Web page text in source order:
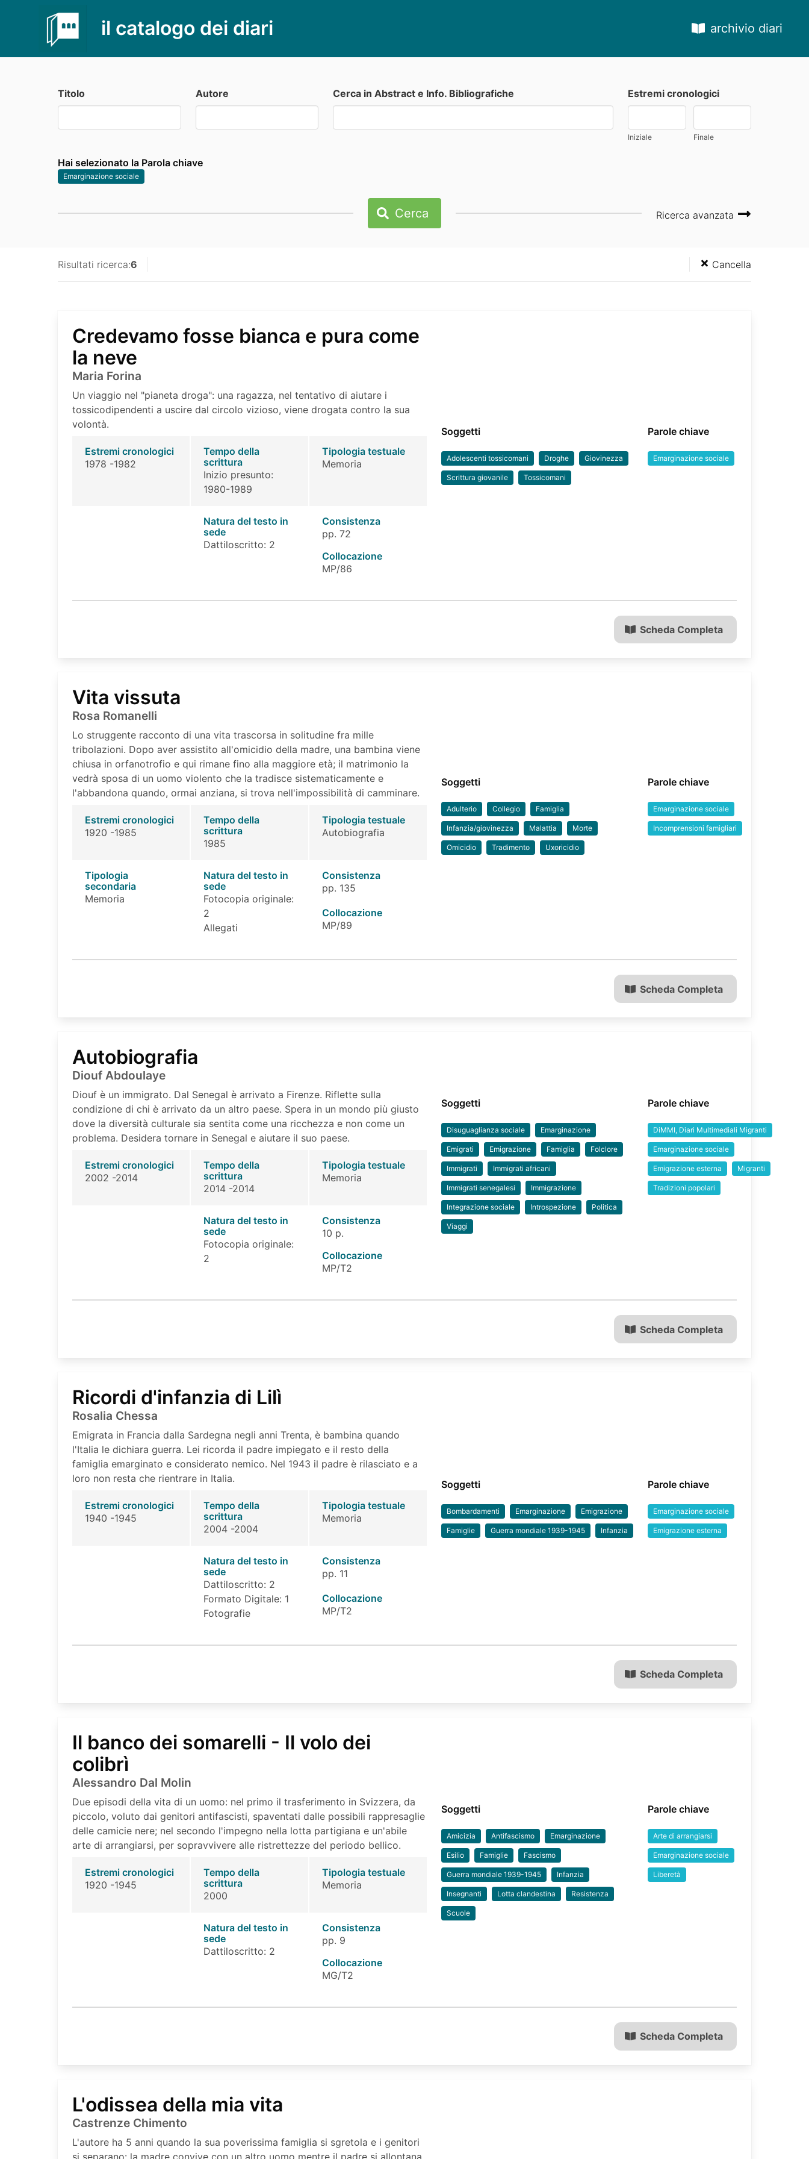
il catalogo dei diari archivio diari
Titolo Autore Cerca in Abstract e Info. Bibliografiche Estremi cronologici
Iniziale Finale
Hai selezionato la Parola chiave
Emarginazione sociale
Cerca Ricerca avanzata
Risultati ricerca:6 Cancella
Credevamo fosse bianca e pura come
la neve
Maria Forina
Un viaggio nel "pianeta droga": una ragazza, nel tentativo di aiutare i
tossicodipendenti a uscire dal circolo vizioso, viene drogata contro la sua
volontà.
Estremi cronologici
1978 -1982
Tempo della
scrittura
Inizio presunto:
1980-1989
Tipologia testuale
Memoria
Natura del testo in
sede
Dattiloscritto: 2
Consistenza
pp. 72
Collocazione
MP/86
Soggetti
Adolescenti tossicomani Droghe Giovinezza
Scrittura giovanile Tossicomani
Parole chiave
Emarginazione sociale
Scheda Completa
Vita vissuta
Rosa Romanelli
Lo struggente racconto di una vita trascorsa in solitudine fra mille
tribolazioni. Dopo aver assistito all'omicidio della madre, una bambina viene
chiusa in orfanotrofio e qui rimane fino alla maggiore età; il matrimonio la
vedrà sposa di un uomo violento che la tradisce sistematicamente e
l'abbandona quando, ormai anziana, si trova nell'impossibilità di camminare.
Estremi cronologici
1920 -1985
Tempo della
scrittura
1985
Tipologia testuale
Autobiografia
Tipologia
secondaria
Memoria
Natura del testo in
sede
Fotocopia originale:
2
Allegati
Consistenza
pp. 135
Collocazione
MP/89
Soggetti
Adulterio Collegio Famiglia
Infanzia/giovinezza Malattia Morte
Omicidio Tradimento Uxoricidio
Parole chiave
Emarginazione sociale
Incomprensioni famigliari
Scheda Completa
Autobiografia
Diouf Abdoulaye
Diouf è un immigrato. Dal Senegal è arrivato a Firenze. Riflette sulla
condizione di chi è arrivato da un altro paese. Spera in un mondo più giusto
dove la diversità culturale sia sentita come una ricchezza e non come un
problema. Desidera tornare in Senegal e aiutare il suo paese.
Estremi cronologici
2002 -2014
Tempo della
scrittura
2014 -2014
Tipologia testuale
Memoria
Natura del testo in
sede
Fotocopia originale:
2
Consistenza
10 p.
Collocazione
MP/T2
Soggetti
Disuguaglianza sociale Emarginazione
Emigrati Emigrazione Famiglia Folclore
Immigrati Immigrati africani
Immigrati senegalesi Immigrazione
Integrazione sociale Introspezione Politica
Viaggi
Parole chiave
DiMMI, Diari Multimediali Migranti
Emarginazione sociale
Emigrazione esterna Migranti
Tradizioni popolari
Scheda Completa
Ricordi d'infanzia di Lilì
Rosalia Chessa
Emigrata in Francia dalla Sardegna negli anni Trenta, è bambina quando
l'Italia le dichiara guerra. Lei ricorda il padre impiegato e il resto della
famiglia emarginato e considerato nemico. Nel 1943 il padre è rilasciato e a
loro non resta che rientrare in Italia.
Estremi cronologici
1940 -1945
Tempo della
scrittura
2004 -2004
Tipologia testuale
Memoria
Natura del testo in
sede
Dattiloscritto: 2
Formato Digitale: 1
Fotografie
Consistenza
pp. 11
Collocazione
MP/T2
Soggetti
Bombardamenti Emarginazione Emigrazione
Famiglie Guerra mondiale 1939-1945 Infanzia
Parole chiave
Emarginazione sociale
Emigrazione esterna
Scheda Completa
Il banco dei somarelli - Il volo dei
colibrì
Alessandro Dal Molin
Due episodi della vita di un uomo: nel primo il trasferimento in Svizzera, da
piccolo, voluto dai genitori antifascisti, spaventati dalle possibili rappresaglie
delle camicie nere; nel secondo l'impegno nella lotta partigiana e un'abile
arte di arrangiarsi, per sopravvivere alle ristrettezze del periodo bellico.
Estremi cronologici
1920 -1945
Tempo della
scrittura
2000
Tipologia testuale
Memoria
Natura del testo in
sede
Dattiloscritto: 2
Consistenza
pp. 9
Collocazione
MG/T2
Soggetti
Amicizia Antifascismo Emarginazione
Esilio Famiglie Fascismo
Guerra mondiale 1939-1945 Infanzia
Insegnanti Lotta clandestina Resistenza
Scuole
Parole chiave
Arte di arrangiarsi
Emarginazione sociale
Liberetà
Scheda Completa
L'odissea della mia vita
Castrenze Chimento
L'autore ha 5 anni quando la sua poverissima famiglia si sgretola e i genitori
si separano: la madre convive con un altro uomo mentre il padre si allontana